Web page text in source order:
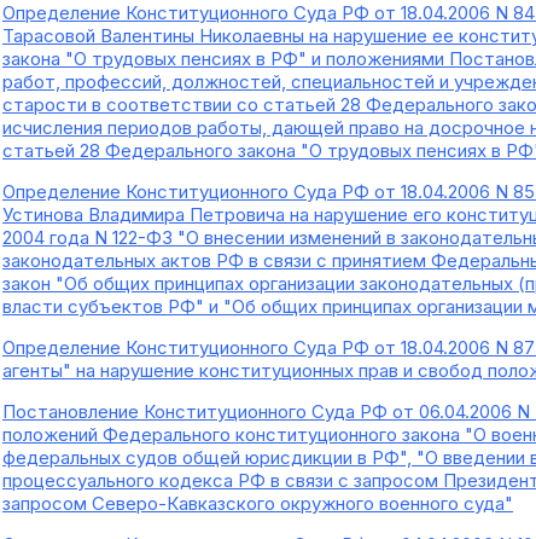
Определение Конституционного Суда РФ от 18.04.2006 N
Тарасовой Валентины Николаевны на нарушение ее
закона "О трудовых пенсиях в РФ" и положениями
работ, профессий, должностей, специальностей и
старости в соответствии со статьей 28 Федерального
исчисления периодов работы, дающей право на досрочное
статьей 28 Федерального закона "О трудовых пенсиях в
Определение Конституционного Суда РФ от 18.04.2006 N
Устинова Владимира Петровича на нарушение его
2004 года N 122-ФЗ "О внесении изменений в
законодательных актов РФ в связи с принятием
закон "Об общих принципах организации законодательных
власти субъектов РФ" и "Об общих принципах организации
Определение Конституционного Суда РФ от 18.04.2006 N
агенты" на нарушение конституционных прав и свобод
Постановление Конституционного Суда РФ от 06.04.2006
положений Федерального конституционного закона "О
федеральных судов общей юрисдикции в РФ", "О введении
процессуального кодекса РФ в связи с запросом
запросом Северо-Кавказского окружного военного суда"